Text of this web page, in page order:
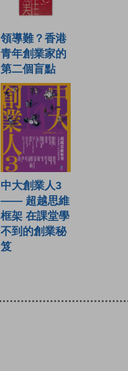
領導難？香港
青年創業家的
第二個盲點
中大創業人3
—— 超越思維
框架 在課堂學
不到的創業秘
笈